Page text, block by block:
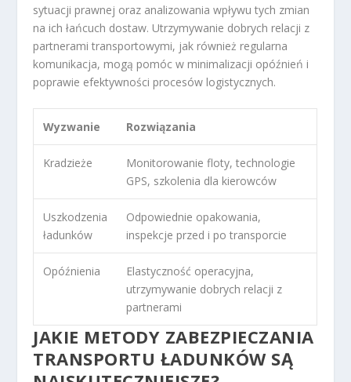
sytuacji prawnej oraz analizowania wpływu tych zmian
na ich łańcuch dostaw. Utrzymywanie dobrych relacji z
partnerami transportowymi, jak również regularna
komunikacja, mogą pomóc w minimalizacji opóźnień i
poprawie efektywności procesów logistycznych.
Wyzwanie Rozwiązania
Kradzieże
Monitorowanie floty, technologie
GPS, szkolenia dla kierowców
Uszkodzenia
ładunków
Odpowiednie opakowania,
inspekcje przed i po transporcie
Opóźnienia
Elastyczność operacyjna,
utrzymywanie dobrych relacji z
partnerami
JAKIE METODY ZABEZPIECZANIA
TRANSPORTU ŁADUNKÓW SĄ